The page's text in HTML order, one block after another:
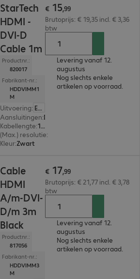
StarTech
HDMI -
DVI-D
Cable 1m
Productnr.:
820017
Fabrikant-nr.:
HDDVIMM1
M
Uitvoering: Europa
Aansluitingen:
Kabellengte: 1 m
(Max.) resolutie:
Kleur:Zwart
€ 15,99
Brutoprijs: € 19,35 incl. € 3,36
btw
Levering vanaf 12.
augustus
Nog slechts enkele
artikelen op voorraad.
Cable
HDMI
A/m-DVI-
D/m 3m
Black
Productnr.:
817056
Fabrikant-nr.:
HDDVIMM3
M
€ 17,99
Brutoprijs: € 21,77 incl. € 3,78
btw
Levering vanaf 12.
augustus
Nog slechts enkele
artikelen op voorraad.